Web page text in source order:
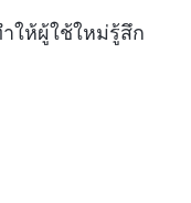
ห้ผู้ใช้ใหม่รู้สึก